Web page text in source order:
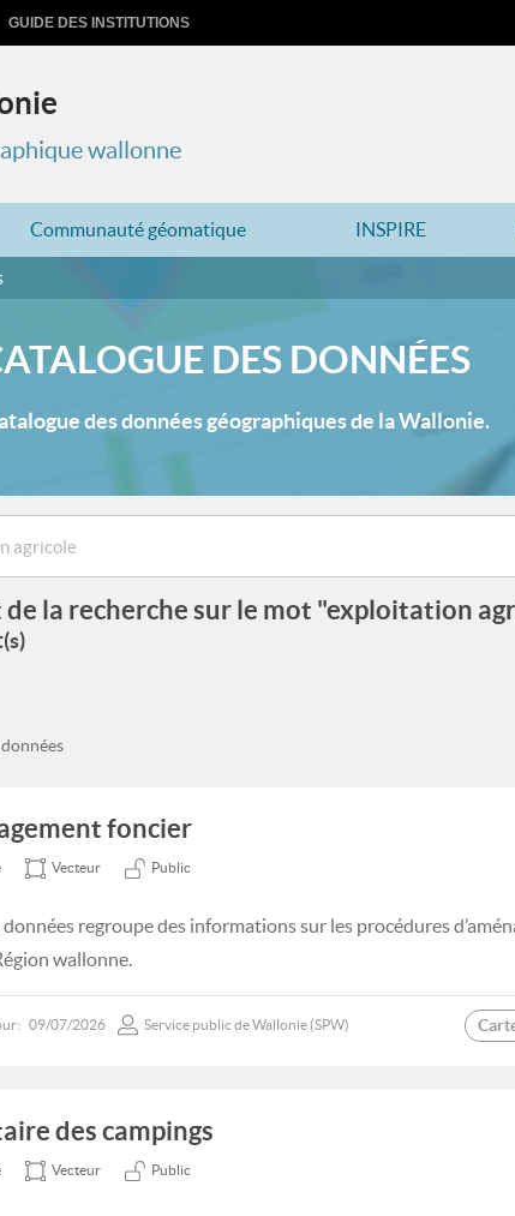
GUIDE DES INSTITUTIONS
wallonne
Communauté géomatique INSPIRE
DES DONNÉES
des données géographiques de la Wallonie.
la recherche sur le mot "exploitation
foncier
Vecteur Public
données regroupe des informations sur les procédures
wallonne.
09/07/2026 Service public de Wallonie (SPW)
des campings
Vecteur Public